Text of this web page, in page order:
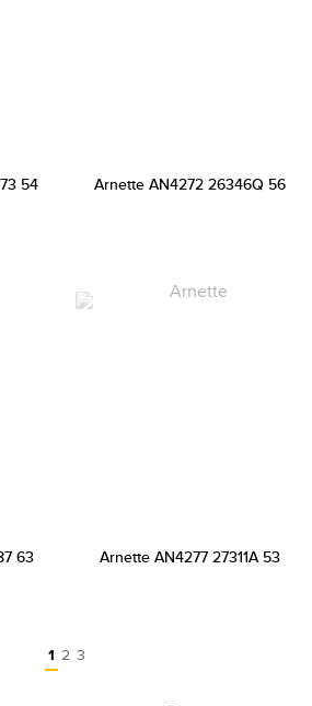
54 Arnette AN4272 26346Q 56
63 Arnette AN4277 27311A 53
1 2 3